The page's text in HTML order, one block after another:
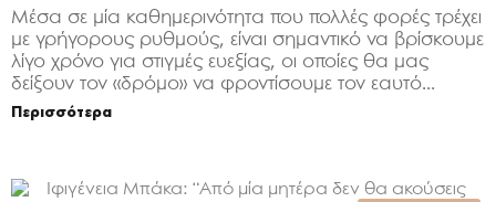
Μέσα σε μία καθημερινότητα που πολλές φορές τρέχει
με γρήγορους ρυθμούς, είναι σημαντικό να βρίσκουμε
λίγο χρόνο για στιγμές ευεξίας, οι οποίες θα μας
δείξουν τον «δρόμο» να φροντίσουμε τον εαυτό...
Περισσότερα